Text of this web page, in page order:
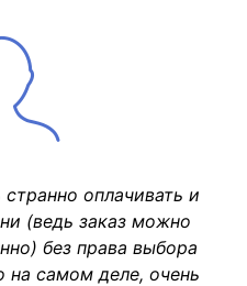
оплачивать и
(ведь заказ можно
без права выбора
на самом деле, очень